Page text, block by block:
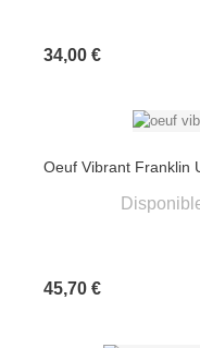
34,00 €Prix
Oeuf Vibrant Franklin
45,70 €Prix